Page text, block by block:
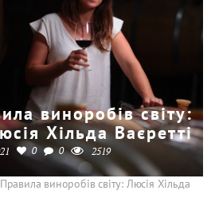
виноробів світу:
Хільда ​​Ваєретті
0 0 2519
Правила виноробів світу: Люсія Хільда ​​